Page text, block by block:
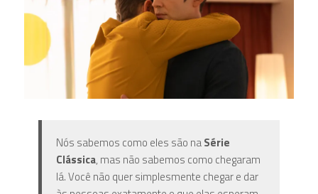
Nós sabemos como eles são naSérie
Clássica, mas não sabemos como chegaram
lá. Você não quer simplesmente chegar e dar